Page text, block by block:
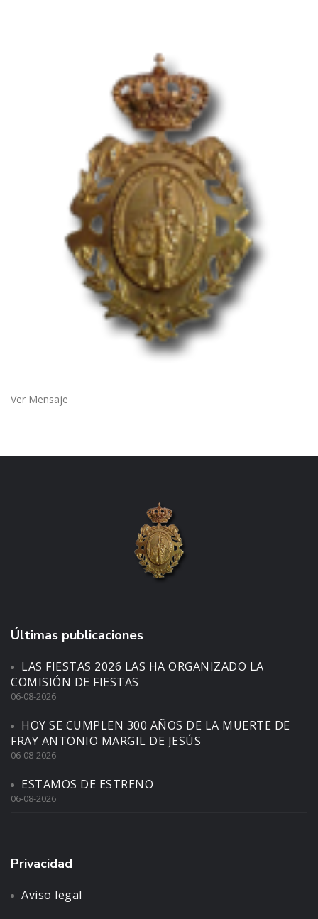
Ver Mensaje
Últimas publicaciones
LAS FIESTAS 2026 LAS HA ORGANIZADO LA
COMISIÓN DE FIESTAS
06-08-2026
HOY SE CUMPLEN 300 AÑOS DE LA MUERTE DE
FRAY ANTONIO MARGIL DE JESÚS
06-08-2026
ESTAMOS DE ESTRENO
06-08-2026
Privacidad
Aviso legal